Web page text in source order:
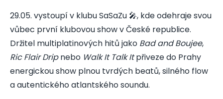
29.05. vystoupí v klubu SaSaZu 🎤, kde odehraje svou
vůbec první klubovou show v České republice.
Držitel multiplatinových hitů jako Bad and Boujee,
Ric Flair Dripnebo Walk It Talk Itpřiveze do Prahy
energickou show plnou tvrdých beatů, silného flow
a autentického atlantského soundu.